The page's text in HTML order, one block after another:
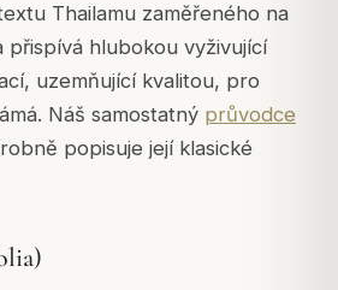
Thailamu zaměřeného na
přispívá hlubokou vyživující
uzemňující kvalitou, pro
Náš samostatný průvodce
popisuje její klasické